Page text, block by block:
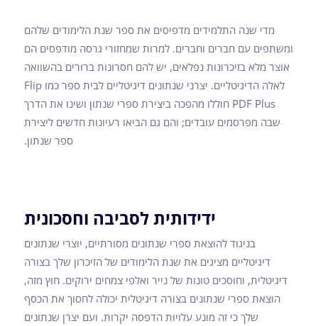
מדי שנה התלמידים מדפיסים את ספר שנת הלימודים שלהם
ומשתפים עם חברים וחברים. למרות שמחזורי גרסה מודפסים הם
אוצר מלא בזיכרונות נפלאים, יש להם חסרונות ברורים בהשוואה
לאלה הדיגיטליים. יצרני שנתונים דיגיטליים לבית ספר כמו Flip
PDF Plus חוללו מהפכה ביצירת ספרי שנתון ושינו את הדרך
שבה מפרסמים עובדים; והם גם הביאו רעיונות חדשים ליצירת
ספר שנתון.
ידידותית לסביבה וחסכונית
בניגוד להוצאת ספרי שנתונים מסורתיים, יוצרי שנתונים
דיגיטליים מציגים את שנת הלימודים של הזיכרון שלך בצורה
דיגיטלית, וחוסכים טונות של נייר ואלפי צמחים ירוקים. חוץ מזה,
הוצאת ספרי שנתונים בצורה דיגיטלית יכולה לחסוך את הכסף
שלך כי זה מונע עלויות הדפסה יקרות. ועם יצרן שנתונים